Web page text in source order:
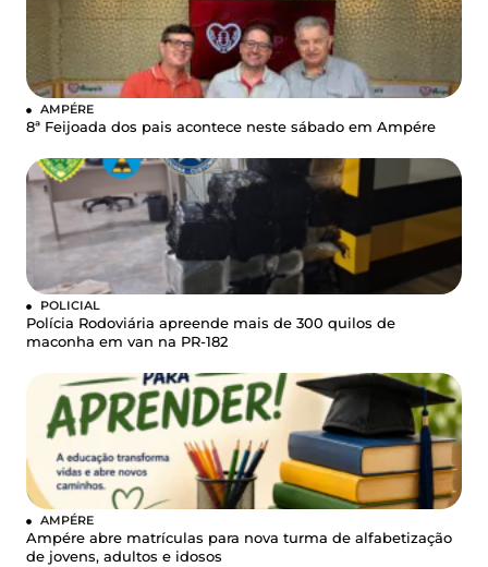
AMPÉRE
8ª Feijoada dos pais acontece neste sábado em Ampére
POLICIAL
Polícia Rodoviária apreende mais de 300 quilos de
maconha em van na PR-182
AMPÉRE
Ampére abre matrículas para nova turma de alfabetização
de jovens, adultos e idosos